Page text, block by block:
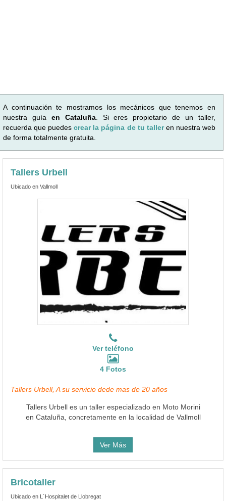
A continuación te mostramos los mecánicos que tenemos en
nuestra guía en Cataluña. Si eres propietario de un taller,
recuerda que puedescrear la página de tu talleren nuestra web
de forma totalmente gratuita.
Tallers Urbell
Ubicado en Vallmoll
Ver teléfono
4 Fotos
Tallers Urbell, A su servicio dede mas de 20 años
Tallers Urbell es un taller especializado en Moto Morini
en Cataluña, concretamente en la localidad de Vallmoll
Ver Más
Bricotaller
Ubicado en L´Hospitalet de Llobregat